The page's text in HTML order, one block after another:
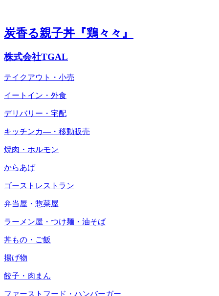
炭香る親子丼『鶏々々』
株式会社TGAL
テイクアウト・小売
イートイン・外食
デリバリー・宅配
キッチンカ―・移動販売
焼肉・ホルモン
からあげ
ゴーストレストラン
弁当屋・惣菜屋
ラーメン屋・つけ麺・油そば
丼もの・ご飯
揚げ物
餃子・肉まん
ファーストフード・ハンバーガー